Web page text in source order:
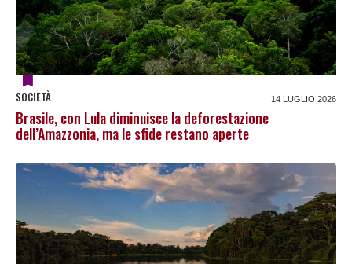
SOCIETÀ 14 LUGLIO 2026
Brasile, con Lula diminuisce la deforestazione
dell’Amazzonia, ma le sfide restano aperte